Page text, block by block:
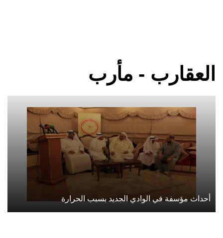
العقارب - مأرب
أحداث مؤسفة في الوادي الجديد بسبب الحرارة